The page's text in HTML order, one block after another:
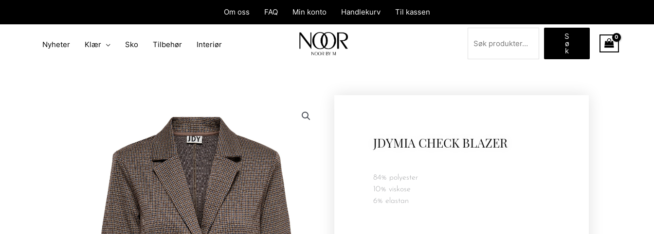
Om oss FAQ Min konto Handlekurv Til kassen
Nyheter Klær Sko Tilbehør Interiør
Søk
S
ø
k
JDYMIA CHECK BLAZER
84% polyester
10% viskose
6% elastan